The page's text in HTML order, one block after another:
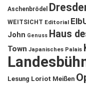
Aschenbrödel
WEITSICHT Editorial
John Genuss Haus
Town Japanisches Palais
Lesung Loriot Meißen